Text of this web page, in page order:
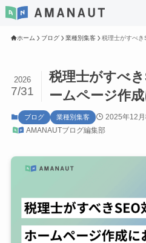
ホーム ブログ 業種別集客
税理士がすべ
ームページ作
2026
7/31
ブログ 業種別集客 2025年12月
AMANAUTブログ編集部